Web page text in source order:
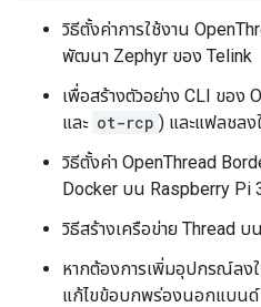
วิธีตั้งค่าการใช้งาน
พัฒนา Zephyr ของ Telink
เพื่อสร้างตัวอย่าง CLI ของ
และ ot-rcp ) และแฟลชล
วิธีตั้งค่า OpenThread
Docker บน Raspberry Pi
วิธีสร้างเครือข่าย Thread บ
หากต้องการเพิ่มอุปกรณ์ลงใ
แก้ไขข้อบกพร่องนอกแบนด์